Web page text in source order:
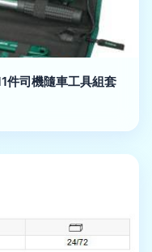
件司機隨車工具組套